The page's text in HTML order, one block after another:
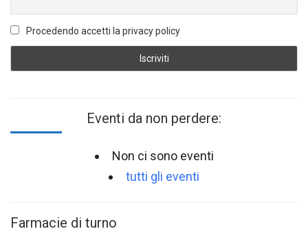
Procedendo accetti la privacy policy
Eventi da non perdere:
Non ci sono eventi
tutti gli eventi
Farmacie di turno